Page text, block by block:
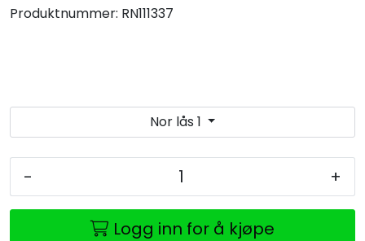
Produktnummer: RN111337
Nor lås 1
- +
Logg inn for å kjøpe